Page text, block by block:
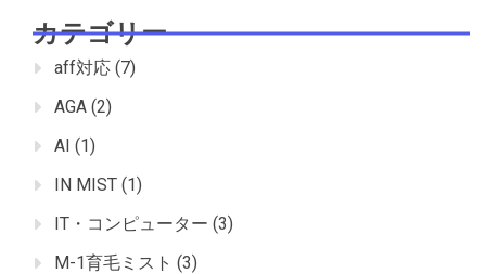
カテゴリー
aff対応 (7)
AGA (2)
AI (1)
IN MIST (1)
IT・コンピューター (3)
M-1育毛ミスト (3)